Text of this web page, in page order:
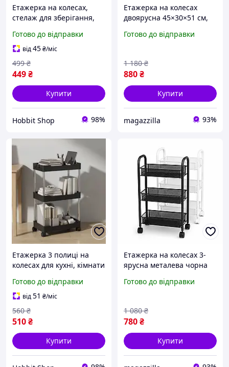
Етажерка на колесах,
стелаж для зберігання,
ванної, кухні, 32х20х80см
Готово до відправки
від45₴/міс
449₴
499 ₴
Купити
Hobbit Shop 98%
Етажерка на колесах
двоярусна 45×30×51 см,
салону краси, кухні та
Готово до відправки
880₴
1 180 ₴
Купити
magazzilla 93%
Етажерка 3 полиці на
колесах для кухні, кімнати
чорна, 35х19х59
Готово до відправки
від51 ₴/міс
510₴
560 ₴
Купити
Етажерка на колесах 3-
ярусна металева чорна
органайзер з полицями
Готово до відправки
780₴
1 080 ₴
Купити